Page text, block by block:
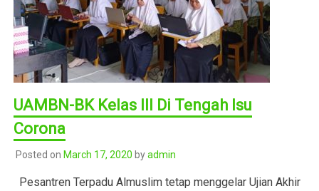
UAMBN-BK Kelas III Di Tengah Isu
Corona
Posted on March 17, 2020 byadmin
Pesantren Terpadu Almuslim tetap menggelar Ujian Akhir